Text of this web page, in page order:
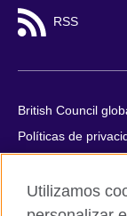
RSS
British Council
Políticas de
Cookies
Utilizamos